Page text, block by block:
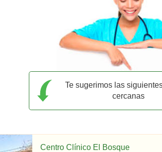
Te sugerimos las
cercanas
Centro Clínico El Bosque